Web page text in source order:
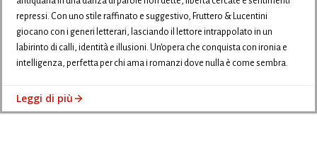
repressi. Con uno stile raffinato e suggestivo, Fruttero & Lucentini
giocano con i generi letterari, lasciando il lettore intrappolato in un
labirinto di calli, identità e illusioni. Un'opera che conquista con ironia e
intelligenza, perfetta per chi ama i romanzi dove nulla è come sembra.
Leggi di più